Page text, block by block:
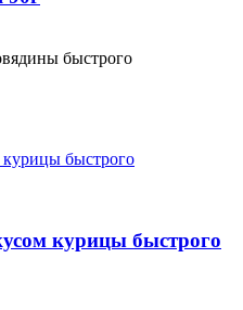
быстрого
курицы быстрого